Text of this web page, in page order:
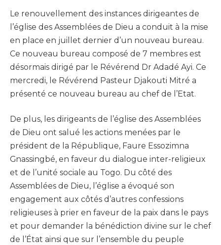
Le renouvellement des instances dirigeantes de
l’église des Assemblées de Dieu a conduit à la mise
en place en juillet dernier d’un nouveau bureau.
Ce nouveau bureau composé de 7 membres est
désormais dirigé par le Révérend Dr Adadé Ayi. Ce
mercredi, le Révérend Pasteur Djakouti Mitré a
présenté ce nouveau bureau au chef de l’Etat.
De plus, les dirigeants de l’église des Assemblées
de Dieu ont salué les actions menées par le
président de la République, Faure Essozimna
Gnassingbé, en faveur du dialogue inter-religieux
et de l’unité sociale au Togo. Du côté des
Assemblées de Dieu, l’église a évoqué son
engagement aux côtés d’autres confessions
religieuses à prier en faveur de la paix dans le pays
et pour demander la bénédiction divine sur le chef
de l’État ainsi que sur l’ensemble du peuple